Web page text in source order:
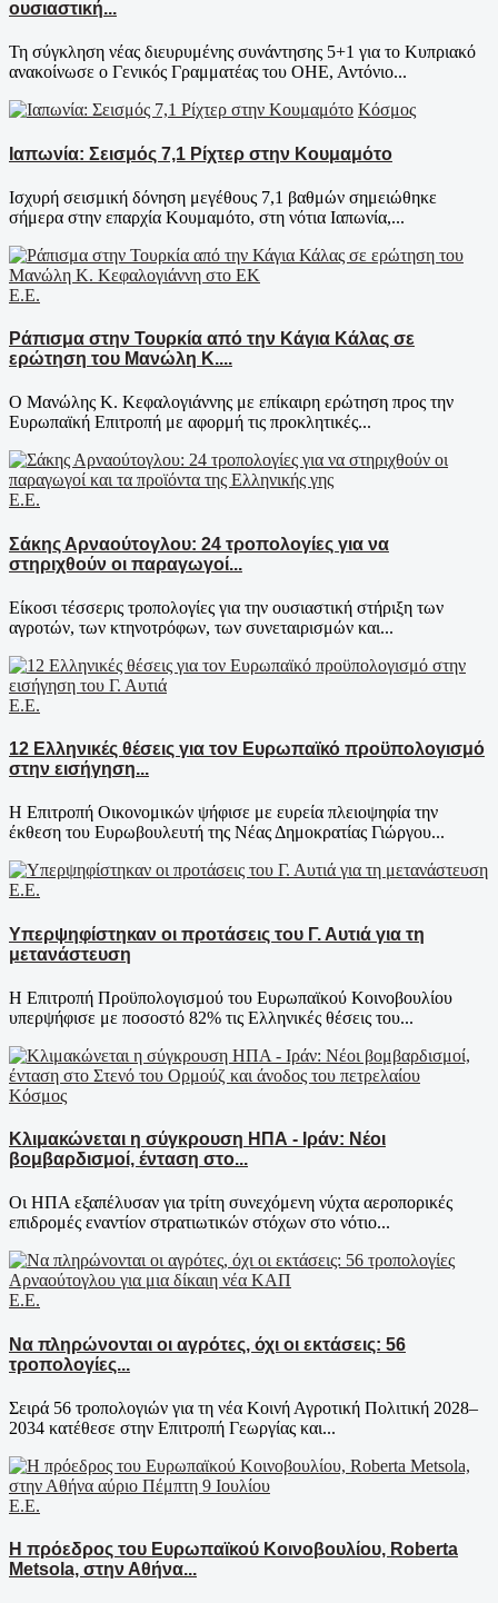
ουσιαστική...
Τη σύγκληση νέας διευρυμένης συνάντησης 5+1 για το Κυπριακό
ανακοίνωσε ο Γενικός Γραμματέας του ΟΗΕ, Αντόνιο...
Κόσμος
Ιαπωνία: Σεισμός 7,1 Ρίχτερ στην Κουμαμότο
Ισχυρή σεισμική δόνηση μεγέθους 7,1 βαθμών σημειώθηκε
σήμερα στην επαρχία Κουμαμότο, στη νότια Ιαπωνία,...
Ε.Ε.
Ράπισμα στην Τουρκία από την Κάγια Κάλας σε
ερώτηση του Μανώλη Κ....
Ο Μανώλης Κ. Κεφαλογιάννης με επίκαιρη ερώτηση προς την
Ευρωπαϊκή Επιτροπή με αφορμή τις προκλητικές...
Ε.Ε.
Σάκης Αρναούτογλου: 24 τροπολογίες για να
στηριχθούν οι παραγωγοί...
Είκοσι τέσσερις τροπολογίες για την ουσιαστική στήριξη των
αγροτών, των κτηνοτρόφων, των συνεταιρισμών και...
Ε.Ε.
12 Ελληνικές θέσεις για τον Ευρωπαϊκό προϋπολογισμό
στην εισήγηση...
Η Επιτροπή Οικονομικών ψήφισε με ευρεία πλειοψηφία την
έκθεση του Ευρωβουλευτή της Νέας Δημοκρατίας Γιώργου...
Ε.Ε.
Υπερψηφίστηκαν οι προτάσεις του Γ. Αυτιά για τη
μετανάστευση
H Επιτροπή Προϋπολογισμού του Ευρωπαϊκού Κοινοβουλίου
υπερψήφισε με ποσοστό 82% τις Ελληνικές θέσεις του...
Κόσμος
Κλιμακώνεται η σύγκρουση ΗΠΑ - Ιράν: Νέοι
βομβαρδισμοί, ένταση στο...
Οι ΗΠΑ εξαπέλυσαν για τρίτη συνεχόμενη νύχτα αεροπορικές
επιδρομές εναντίον στρατιωτικών στόχων στο νότιο...
Ε.Ε.
Να πληρώνονται οι αγρότες, όχι οι εκτάσεις: 56
τροπολογίες...
Σειρά 56 τροπολογιών για τη νέα Κοινή Αγροτική Πολιτική 2028–
2034 κατέθεσε στην Επιτροπή Γεωργίας και...
Ε.Ε.
Η πρόεδρος του Ευρωπαϊκού Κοινοβουλίου, Roberta
Metsola, στην Αθήνα...